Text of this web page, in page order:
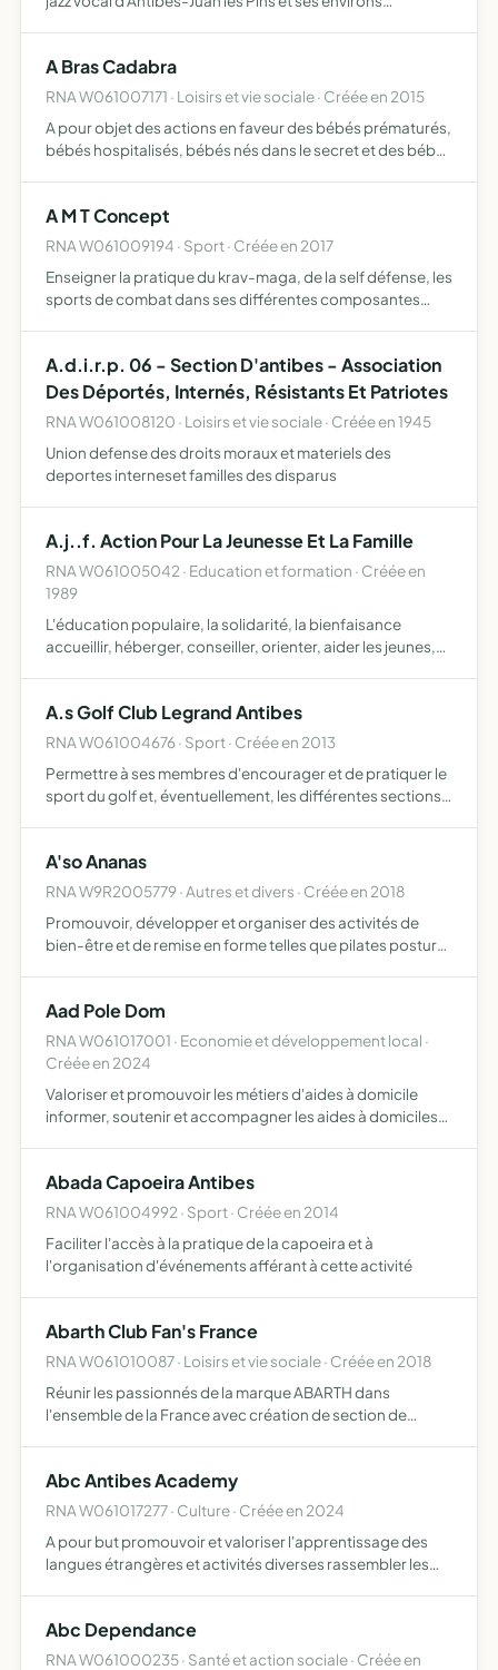
A Bras Cadabra
RNA W061007171 · Loisirs et vie sociale · Créée en 2015
A pour objet des actions en faveur des bébés prématurés,
bébés hospitalisés, bébés nés dans le secret et des bébés
A M T Concept
RNA W061009194 · Sport · Créée en 2017
Enseigner la pratique du krav-maga, de la self défense, les
sports de combat dans ses différentes composantes
l'enseignement…
A.d.i.r.p. 06 - Section D'antibes - Association
Des Déportés, Internés, Résistants Et Patriotes
RNA W061008120 · Loisirs et vie sociale · Créée en 1945
Union defense des droits moraux et materiels des
deportes interneset familles des disparus
A.j..f. Action Pour La Jeunesse Et La Famille
RNA W061005042 · Education et formation · Créée en
1989
L'éducation populaire, la solidarité, la bienfaisance
accueillir, héberger, conseiller, orienter, aider les jeunes,
A.s Golf Club Legrand Antibes
RNA W061004676 · Sport · Créée en 2013
Permettre à ses membres d'encourager et de pratiquer le
sport du golf et, éventuellement, les différentes sections
A'so Ananas
RNA W9R2005779 · Autres et divers · Créée en 2018
Promouvoir, développer et organiser des activités de
bien-être et de remise en forme telles que pilates posture,
Aad Pole Dom
RNA W061017001 · Economie et développement local ·
Créée en 2024
Valoriser et promouvoir les métiers d'aides à domicile
informer, soutenir et accompagner les aides à domiciles
Abada Capoeira Antibes
RNA W061004992 · Sport · Créée en 2014
Faciliter l'accès à la pratique de la capoeira et à
l'organisation d'événements afférant à cette activité
Abarth Club Fan's France
RNA W061010087 · Loisirs et vie sociale · Créée en 2018
Réunir les passionnés de la marque ABARTH dans
l'ensemble de la France avec création de section de
d'événements régiona…
Abc Antibes Academy
RNA W061017277 · Culture · Créée en 2024
A pour but promouvoir et valoriser l'apprentissage des
langues étrangères et activités diverses rassembler les
Abc Dependance
RNA W061000235 · Santé et action sociale · Créée en